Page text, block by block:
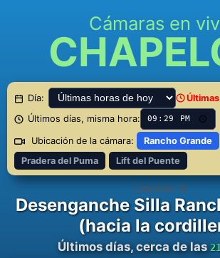
Cámaras en
Día:
Últimos días, misma hora:
Ubicación de la cámara:
Rancho Grande
Pradera del Puma
Lift del Puente
CÁMARA 18
Desenganche Silla
(hacia la
Últimos días, cerca de las